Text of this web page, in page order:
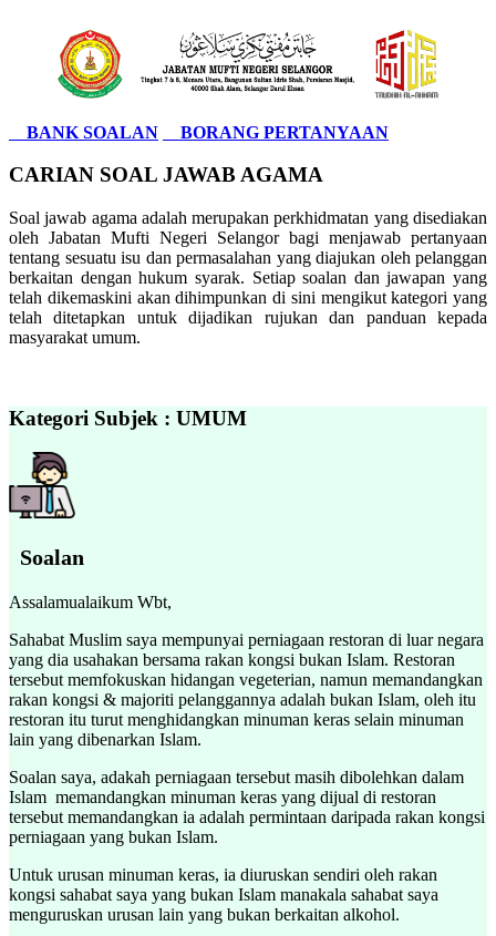
BANK SOALAN BORANG PERTANYAAN
CARIAN SOAL JAWAB AGAMA
Soal jawab agama adalah merupakan perkhidmatan yang disediakan
oleh Jabatan Mufti Negeri Selangor bagi menjawab pertanyaan
tentang sesuatu isu dan permasalahan yang diajukan oleh pelanggan
berkaitan dengan hukum syarak. Setiap soalan dan jawapan yang
telah dikemaskini akan dihimpunkan di sini mengikut kategori yang
telah ditetapkan untuk dijadikan rujukan dan panduan kepada
masyarakat umum.
Kategori Subjek : UMUM
Soalan
Assalamualaikum Wbt,
Sahabat Muslim saya mempunyai perniagaan restoran di luar negara
yang dia usahakan bersama rakan kongsi bukan Islam. Restoran
tersebut memfokuskan hidangan vegeterian, namun memandangkan
rakan kongsi & majoriti pelanggannya adalah bukan Islam, oleh itu
restoran itu turut menghidangkan minuman keras selain minuman
lain yang dibenarkan Islam.
Soalan saya, adakah perniagaan tersebut masih dibolehkan dalam
Islam memandangkan minuman keras yang dijual di restoran
tersebut memandangkan ia adalah permintaan daripada rakan kongsi
perniagaan yang bukan Islam.
Untuk urusan minuman keras, ia diuruskan sendiri oleh rakan
kongsi sahabat saya yang bukan Islam manakala sahabat saya
menguruskan urusan lain yang bukan berkaitan alkohol.